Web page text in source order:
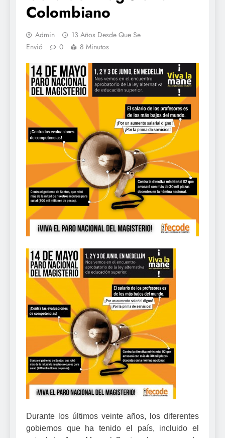
Colombiano
Admin
13 Años Desde Que Se
Envió
0 8 Minutos
Durante los últimos veinte años, los diferentes
gobiernos que ha tenido el país, incluido el